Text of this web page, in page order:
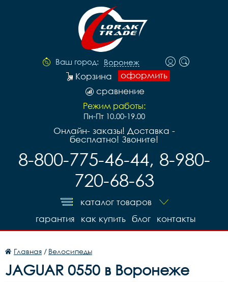
Ваш город: Воронеж
оформить
Корзина
сравнение
Режим работы:
Пн-Пт 10.00-19.00
Онлайн- заказы! Доставка -
бесплатно! Звоните!
8-800-775-46-44, 8-980-
720-68-63
каталог товаров
контакты
блог
как купить
гарантия
Главная / Велосипеды
JAGUAR 0550 в Воронеже